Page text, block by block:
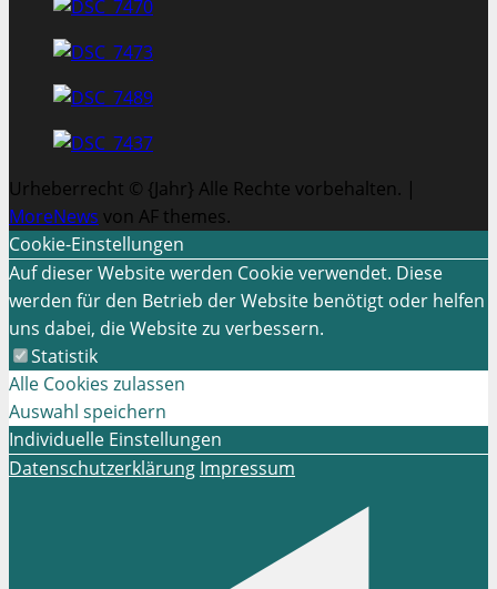
Urheberrecht © {Jahr} Alle Rechte vorbehalten. |
MoreNews von AF themes.
Cookie-Einstellungen
Auf dieser Website werden Cookie verwendet. Diese
werden für den Betrieb der Website benötigt oder helfen
uns dabei, die Website zu verbessern.
Statistik
Alle Cookies zulassen
Auswahl speichern
Individuelle Einstellungen
Datenschutzerklärung Impressum